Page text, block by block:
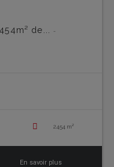
de...
-
2454 m²
En savoir plus